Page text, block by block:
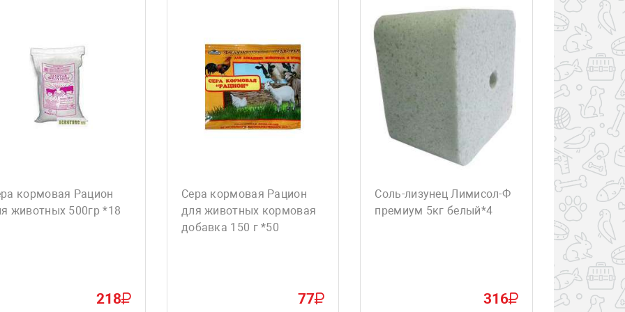
кормовая Рацион
животных 500гр *18
218
Сера кормовая Рацион
для животных кормовая
добавка 150 г *50
77
Соль-лизунец Лимисол-Ф
премиум 5кг белый*4
316